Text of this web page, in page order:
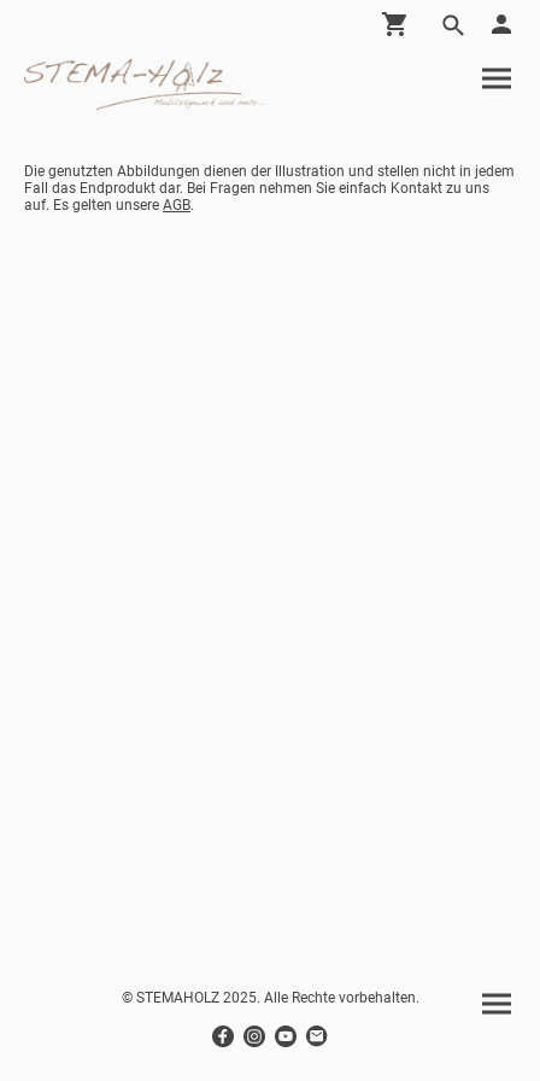
Die genutzten Abbildungen dienen der Illustration und stellen nicht in jedem
Fall das Endprodukt dar. Bei Fragen nehmen Sie einfach Kontakt zu uns
auf. Es gelten unsere AGB.
© STEMAHOLZ 2025. Alle Rechte vorbehalten.